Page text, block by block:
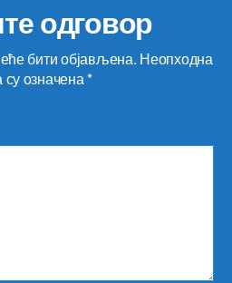
одговор
бити објављена. Неопходна
означена*